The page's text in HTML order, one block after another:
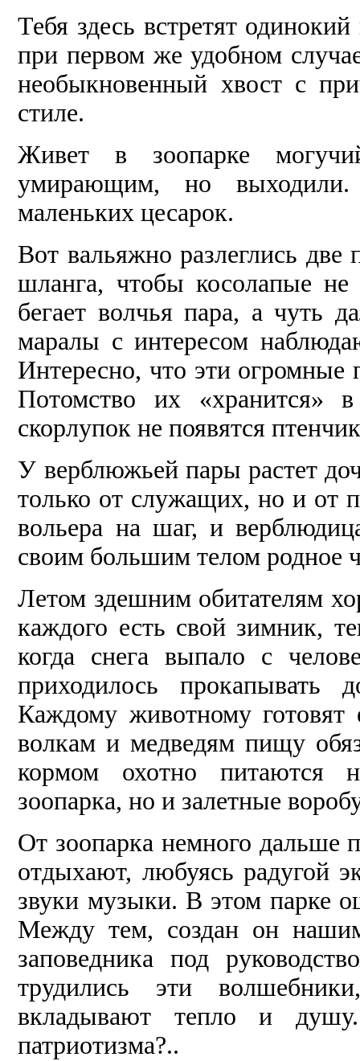
Тебя здесь встретят
при первом же удобном
необыкно­венный хвост с
стиле.
Живет в зоопарке
умирающим, но
маленьких цесарок.
Вот вальяжно разлеглись
шланга, чтобы косолапые
бегает волчья пара, а чуть
маралы с интересом
Интерес­но, что эти
Потомство их «хра­нится»
скорлупок не появятся
У верблюжьей пары растет
только от служащих, но и от
вольера на шаг, и
своим большим телом родное
Летом здешним обитателям
каждого есть свой зимник,
когда снега выпало с
приходилось прокапывать
Каждому животному готовят
волкам и медведям пищу
кормом охотно питаются
зоопарка, но и залетные
От зоопарка немного дальше
отдыхают, любуясь радугой
звуки музыки. В этом парке
Меж­ду тем, создан он
заповедника под
трудились эти
вкладывают теп­ло и
патриотизма?..